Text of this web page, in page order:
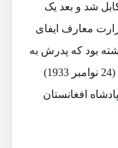
کابل شد و بعد یک
معارف ایفای
19 سالگی نگذاشته بود که پدرش به
شهادت رسید و در 16 عقرب 1312ش (24 نوامبر 1933)
افغانستان